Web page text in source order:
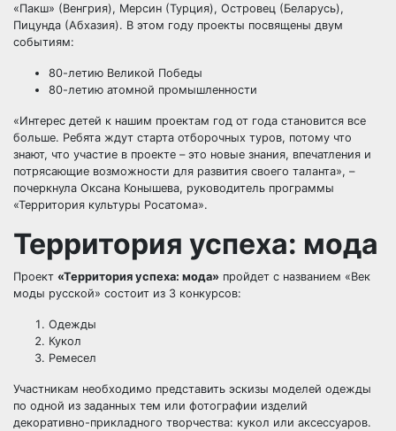
«Пакш» (Венгрия), Мерсин (Турция), Островец (Беларусь),
Пицунда (Абхазия). В этом году проекты посвящены двум
событиям:
80-летию Великой Победы
80-летию атомной промышленности
«Интерес детей к нашим проектам год от года становится все
больше. Ребята ждут старта отборочных туров, потому что
знают, что участие в проекте – это новые знания, впечатления и
потрясающие возможности для развития своего таланта», –
почеркнула Оксана Конышева, руководитель программы
«Территория культуры Росатома».
Территория успеха: мода
Проект «Территория успеха: мода» пройдет с названием «Век
моды русской» состоит из 3 конкурсов:
Одежды
Кукол
Ремесел
Участникам необходимо представить эскизы моделей одежды
по одной из заданных тем или фотографии изделий
декоративно-прикладного творчества: кукол или аксессуаров.